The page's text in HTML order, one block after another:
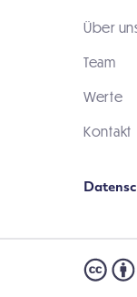
Über
Team
Werte
Kontakt